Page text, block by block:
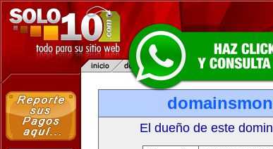
El dueño de este